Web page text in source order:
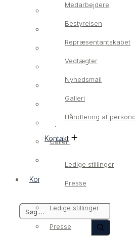
Medarbejdere
Bestyrelsen
Repræsentantskabet
Vedtægter
Nyhedsmail
Galleri
Håndtering af
Kontakt
Ledige stillinger
Presse
Vores værdier
Nyheder
Medarbejdere
Bestyrelsen
Repræsentantskabet
Vedtægter
Nyhedsmail
Galleri
Kontakt
Ledige stillinger
Presse